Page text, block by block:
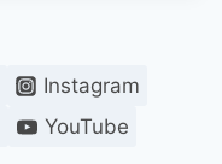
Instagram
YouTube